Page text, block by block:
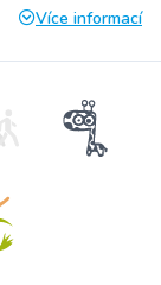
Více informací